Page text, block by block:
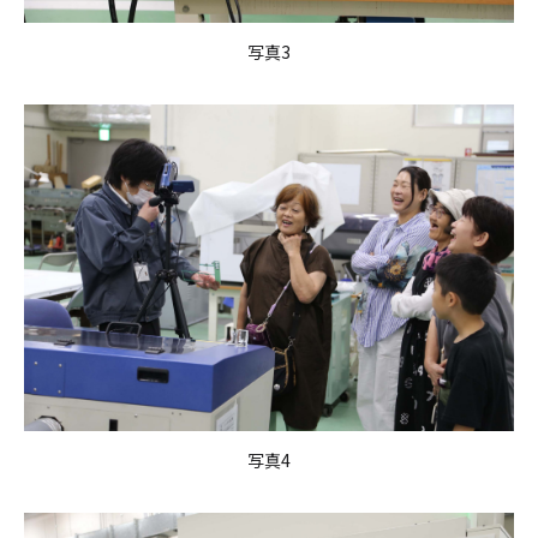
写真3
写真4